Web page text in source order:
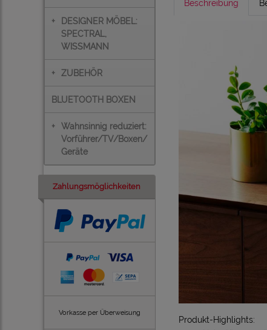
+
DESIGNER MÖBEL:
SPECTRAL,
WISSMANN
+ ZUBEHÖR
BLUETOOTH BOXEN
+ Wahnsinnig reduziert:
Vorführer/TV/Boxen/
Geräte
Zahlungsmöglichkeiten
Vorkasse per Überweisung
Beschreibung
Produkt-Highlights: